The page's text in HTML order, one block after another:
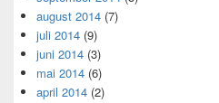
august 2014 (7)
juli 2014 (9)
juni 2014 (3)
mai 2014 (6)
april 2014 (2)